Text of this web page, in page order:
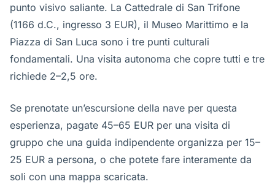
punto visivo saliante. La Cattedrale di San Trifone
(1166 d.C., ingresso 3 EUR), il Museo Marittimo e la
Piazza di San Luca sono i tre punti culturali
fondamentali. Una visita autonoma che copre tutti e tre
richiede 2–2,5 ore.
Se prenotate un’escursione della nave per questa
esperienza, pagate 45–65 EUR per una visita di
gruppo che una guida indipendente organizza per 15–
25 EUR a persona, o che potete fare interamente da
soli con una mappa scaricata.